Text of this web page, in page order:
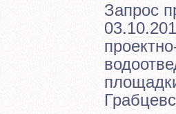
Запрос